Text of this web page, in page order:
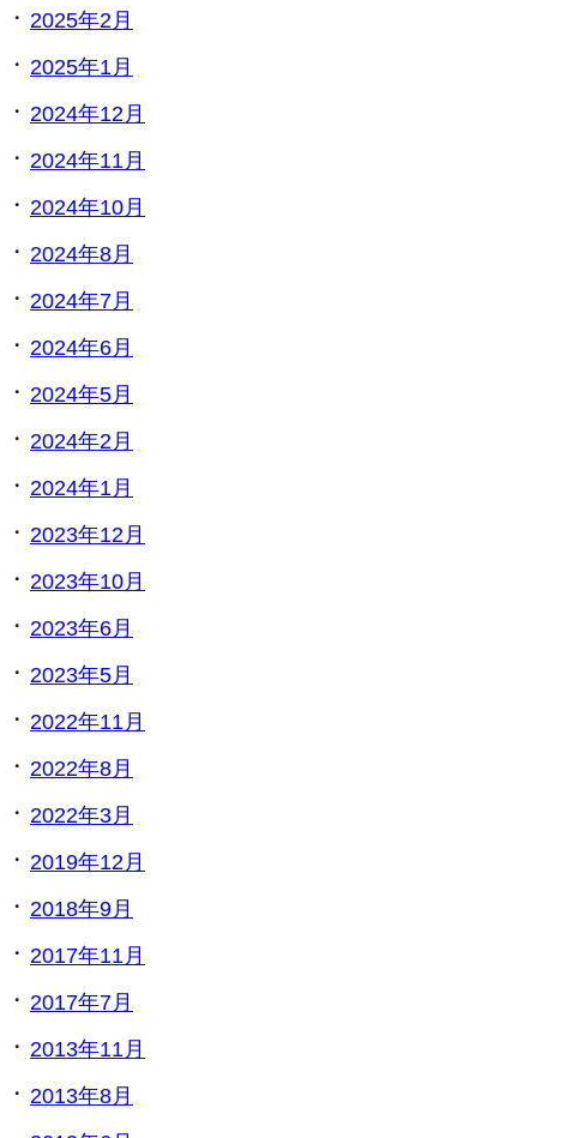
2025年2月
2025年1月
2024年12月
2024年11月
2024年10月
2024年8月
2024年7月
2024年6月
2024年5月
2024年2月
2024年1月
2023年12月
2023年10月
2023年6月
2023年5月
2022年11月
2022年8月
2022年3月
2019年12月
2018年9月
2017年11月
2017年7月
2013年11月
2013年8月